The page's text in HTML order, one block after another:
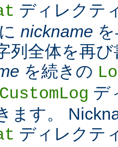
ディレクテ
nickname
列全体を再
を続きの
CustomLog デ
ます。
ディレクテ